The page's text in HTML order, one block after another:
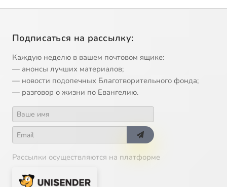
Подписаться на рассылку:
Каждую неделю в вашем почтовом ящике:
— анонсы лучших материалов;
— новости подопечных Благотворительного фонда;
— разговор о жизни по Евангелию.
Рассылки осуществляются на платформе